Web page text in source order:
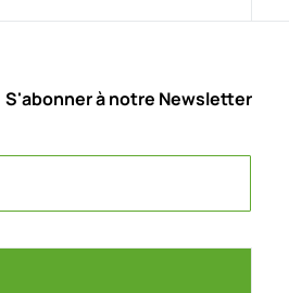
S'abonner à notre Newsletter